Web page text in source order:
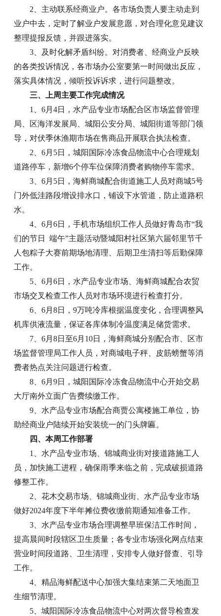
2、主动联系经商业户。各市场负责人要主动走到
业户中去，定时了解业户发展意愿，对合理化意见建议
整理提报反馈，并跟进落实。
3、及时化解矛盾纠纷。对消费者、经商业户反映
的各类投诉情况，各市场办公室要第一时间做出反应，
落实具体情况，倾听投诉诉求，进行问题整改。
三、上周主要工作完成情况
1、6月4日，水产品专业市场配合区市场监督管理
局、区海洋发展局、城阳公安分局、城阳街道等部门领
导，对伏季休渔期市场在售商品开展联合执法检查。
2、6月5日，城阳国际冷冻食品物流中心合理规划
道路停车，新增6个停车位保障消费者购物停车需求。
3、6月5日，海鲜商城配合街道施工人员对商城5号
门外低洼路段增设排水口，铺设下水管道，防止道路积
水。
4、6月6日，手机市场组织工作人员做好青岛市“我
们的节日 端午”主题活动暨城阳村社区第六届邻里节千
人包粽子大赛前期场地清理、后期卫生清扫等后勤保障
工作。
5、6月6日，水产品专业市场、海鲜商城配合农贸
市场交叉检查工作人员对市场环境进行检查打分。
6、6月8日，9万吨冷库根据温度变化，合理调整风
机库供液流量，保证各库体制冷温度满足储货需求。
7、6月8日至6月10日，海鲜商城分别配合市、区市
场监督管理局工作人员，对商城电子秤、皮筋螃蟹等消
费者热点关注问题进行检查。
8、6月9日，城阳国际冷冻食品物流中心开始交易
大厅南外立面广告费续缴工作。
9、水产品专业市场配合商贾公寓楼施工单位，协
助经商业户陆续开始安装统一的门头牌匾。
四、本周工作部署
1、水产品专业市场、锦城商业街对接道路施工人
员，加快施工进程，确保雨季来临之前，完成破损道路
修整工作。
2、花木交易市场、锦城商业街、水产品专业市场
做好2024年度下半年摊位费收缴前期通知准备工作。
3、水产品专业市场合理调整早班保洁工作时间，
提高晨间时段辖区卫生质量；各专业市场强化网点结束
营业时间段道路、卫生清理，安排专人做好督查、引导
工作。
4、精品海鲜配送中心加强大集结束第二天地面卫
生细节清理。
5、城阳国际冷冻食品物流中心对两次督导检查发